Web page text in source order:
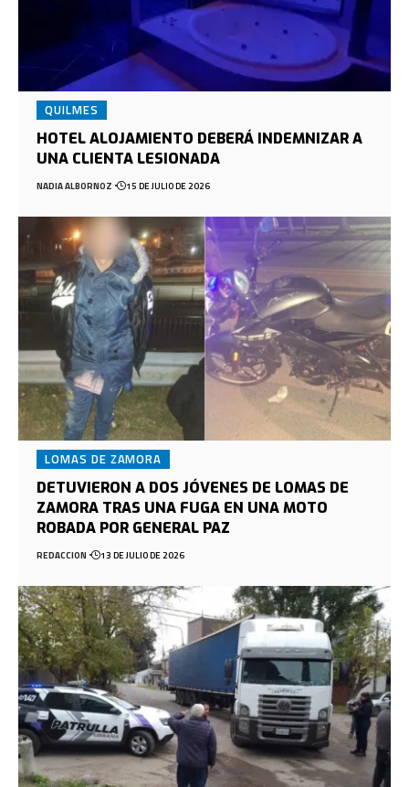
QUILMES
HOTEL ALOJAMIENTO DEBERÁ INDEMNIZAR A
UNA CLIENTA LESIONADA
NADIA ALBORNOZ 15 DE JULIO DE 2026
LOMAS DE ZAMORA
DETUVIERON A DOS JÓVENES DE LOMAS DE
ZAMORA TRAS UNA FUGA EN UNA MOTO
ROBADA POR GENERAL PAZ
REDACCION 13 DE JULIO DE 2026